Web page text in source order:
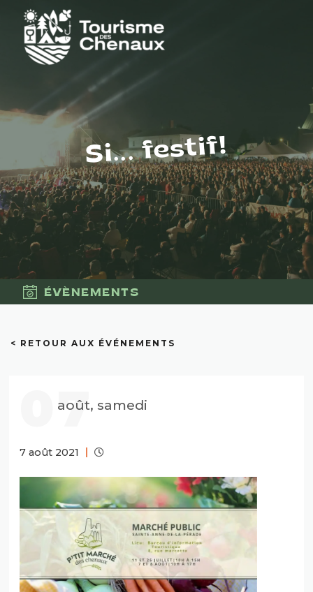
Si... festif!
ÉVÈNEMENTS
< RETOUR AUX ÉVÉNEMENTS
07
août, samedi
7 août 2021